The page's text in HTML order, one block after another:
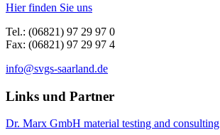
Hier finden Sie uns
Tel.: (06821) 97 29 97 0
Fax: (06821) 97 29 97 4
info@svgs-saarland.de
Links und Partner
Dr. Marx GmbH material testing and consulting